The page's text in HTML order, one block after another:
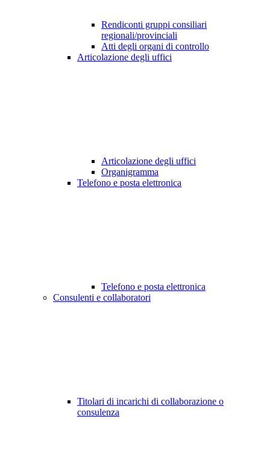
Rendiconti gruppi consiliari
regionali/provinciali
Atti degli organi di controllo
Articolazione degli uffici
Articolazione degli uffici
Organigramma
Telefono e posta elettronica
Telefono e posta elettronica
Consulenti e collaboratori
Titolari di incarichi di collaborazione o
consulenza